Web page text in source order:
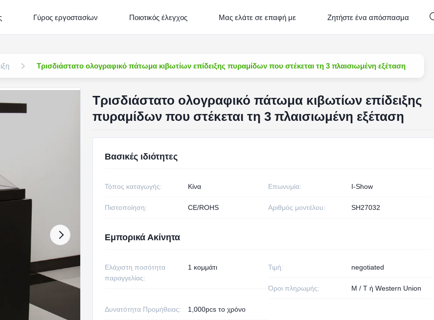
Γύρος εργοστασίων Ποιοτικός έλεγχος Μας ελάτε σε επαφή με Ζητήστε ένα απόσπασμα
Τρισδιάστατο ολογραφικό πάτωμα κιβωτίων επίδειξης πυραμίδων που στέκεται τη 3 πλαισιωμένη εξέταση
Τρισδιάστατο ολογραφικό πάτωμα κιβωτίων επίδειξης
πυραμίδων που στέκεται τη 3 πλαισιωμένη εξέταση
Βασικές ιδιότητες
Τόπος καταγωγής: Κίνα Επωνυμία: I-Show
Πιστοποίηση: CE/ROHS Αριθμός μοντέλου: SH27032
Εμπορικά Ακίνητα
Ελάχιστη ποσότητα
παραγγελίας:
1 κομμάτι Τιμή: negotiated
Όροι πληρωμής: Μ / Τ ή Western Union
Δυνατότητα Προμήθειας: 1,000pcs το χρόνο